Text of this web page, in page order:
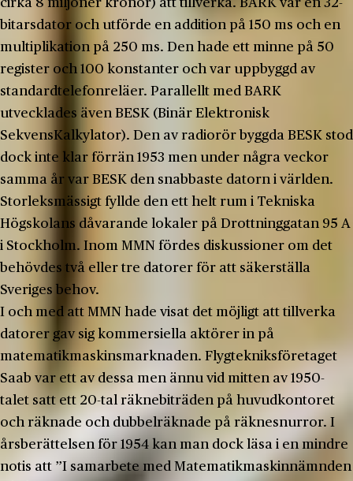
cirka 8 miljoner kronor) att tillverka. BARK var en 32-
bitarsdator och utförde en addition på 150 ms och en
multiplikation på 250 ms. Den hade ett minne på 50
register och 100 konstanter och var uppbyggd av
standardtelefonreläer. Parallellt med BARK
utvecklades även BESK (Binär Elektronisk
SekvensKalkylator). Den av radiorör byggda BESK stod
dock inte klar förrän 1953 men under några veckor
samma år var BESK den snabbaste datorn i världen.
Storleksmässigt fyllde den ett helt rum i Tekniska
Högskolans dåvarande lokaler på Drottninggatan 95 A
i Stockholm. Inom MMN fördes diskussioner om det
behövdes två eller tre datorer för att säkerställa
Sveriges behov.
I och med att MMN hade visat det möjligt att tillverka
datorer gav sig kommersiella aktörer in på
matematikmaskinsmarknaden. Flygtekniksföretaget
Saab var ett av dessa men ännu vid mitten av 1950-
talet satt ett 20-tal räknebiträden på huvudkontoret
och räknade och dubbelräknade på räknesnurror. I
årsberättelsen för 1954 kan man dock läsa i en mindre
notis att ”I samarbete med Matematikmaskinnämnden